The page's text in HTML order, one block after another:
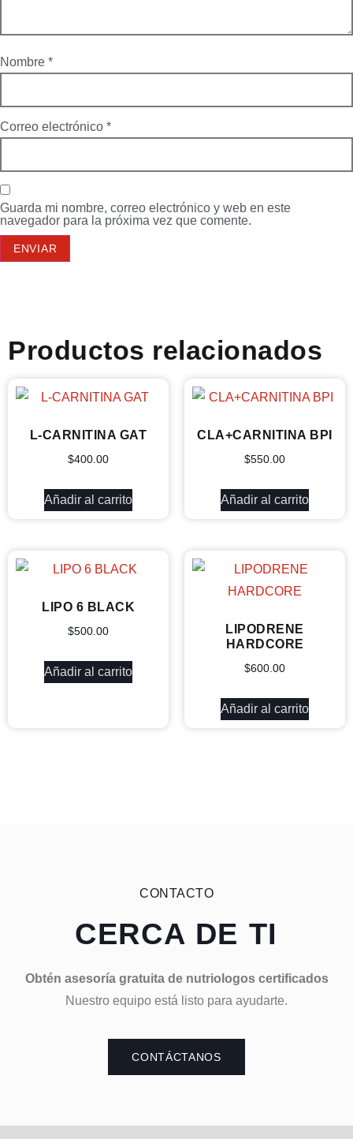
Nombre *
Correo electrónico *
Guarda mi nombre, correo electrónico y web en este
navegador para la próxima vez que comente.
Productos relacionados
L-CARNITINA GAT
$400.00
Añadir al carrito
CLA+CARNITINA BPI
$550.00
Añadir al carrito
LIPO 6 BLACK
$500.00
Añadir al carrito
LIPODRENE
HARDCORE
$600.00
Añadir al carrito
CONTACTO
CERCA DE TI
Obtén asesoría gratuita de nutriologos certificados
Nuestro equipo está listo para ayudarte.
CONTÁCTANOS